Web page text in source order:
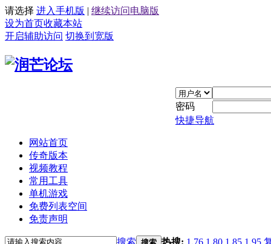
请选择 进入手机版 | 继续访问电脑版
设为首页收藏本站
开启辅助访问 切换到宽版
密码
快捷导航
网站首页
传奇版本
视频教程
常用工具
单机游戏
免费列表空间
免责声明
搜索 热搜: 1.76 1.80 1.85 1.95